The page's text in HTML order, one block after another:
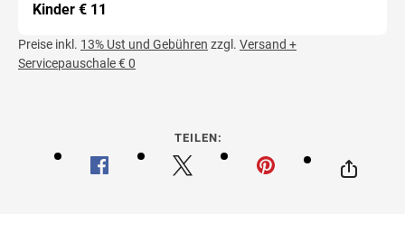
Kinder € 11
Preise inkl. 13% Ust und Gebühren zzgl. Versand +
Servicepauschale € 0
TEILEN: